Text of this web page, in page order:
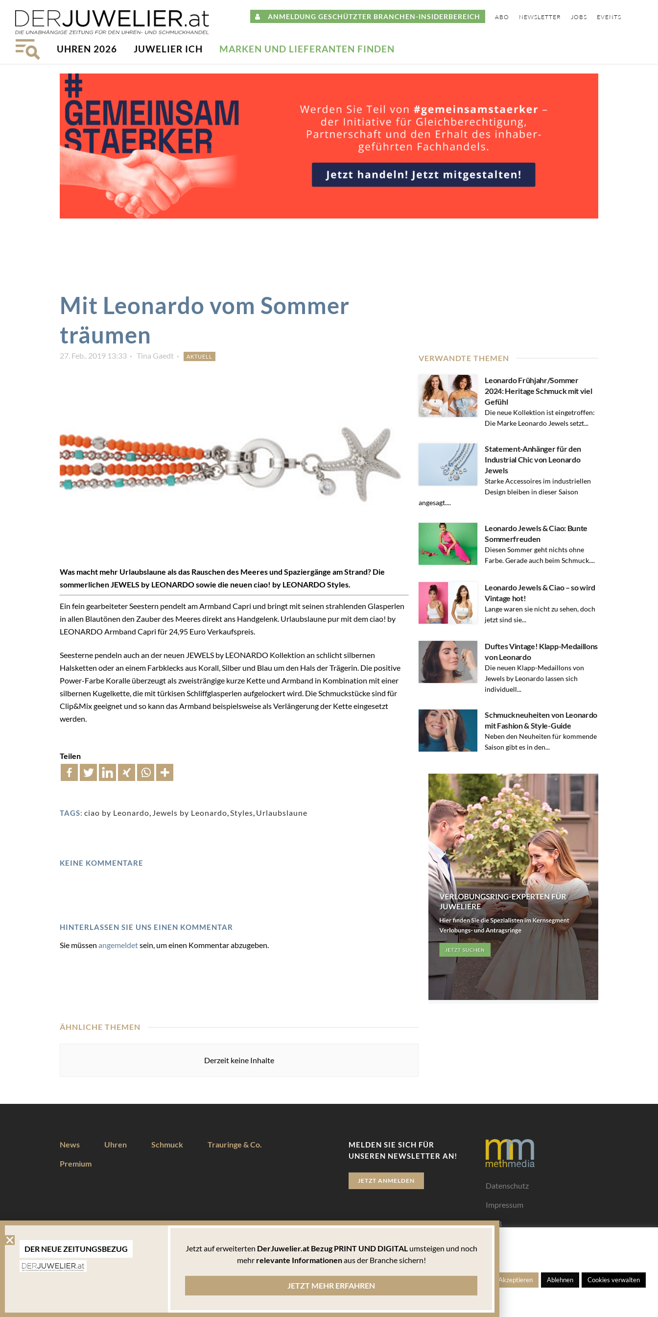
ANMELDUNG GESCHÜTZTER BRANCHEN-INSIDERBEREICH ABO NEWSLETTER JOBS EVENTS
UHREN 2026 JUWELIER ICH MARKEN UND LIEFERANTEN FINDEN
Mit Leonardo vom Sommer
träumen
27. Feb.. 2019 13:33 Tina Gaedt AKTUELL
Was macht mehr Urlaubslaune als das Rauschen des Meeres und Spaziergänge am Strand? Die
sommerlichen JEWELS by LEONARDO sowie die neuen ciao! by LEONARDO Styles.
Ein fein gearbeiteter Seestern pendelt am Armband Capri und bringt mit seinen strahlenden Glasperlen
in allen Blautönen den Zauber des Meeres direkt ans Handgelenk. Urlaubslaune pur mit dem ciao! by
LEONARDO Armband Capri für 24,95 Euro Verkaufspreis.
Seesterne pendeln auch an der neuen JEWELS by LEONARDO Kollektion an schlicht silbernen
Halsketten oder an einem Farbklecks aus Korall, Silber und Blau um den Hals der Trägerin. Die positive
Power-Farbe Koralle überzeugt als zweisträngige kurze Kette und Armband in Kombination mit einer
silbernen Kugelkette, die mit türkisen Schliffglasperlen aufgelockert wird. Die Schmuckstücke sind für
Clip&Mix geeignet und so kann das Armband beispielsweise als Verlängerung der Kette eingesetzt
werden.
Teilen
TAGS: ciao by Leonardo, Jewels by Leonardo,Styles, Urlaubslaune
KEINE KOMMENTARE
HINTERLASSEN SIE UNS EINEN KOMMENTAR
Sie müssen angemeldetsein, um einen Kommentar abzugeben.
VERWANDTE THEMEN
Leonardo Frühjahr/Sommer
2024: Heritage Schmuck mit viel
Gefühl
Die neue Kollektion ist eingetroffen:
Die Marke Leonardo Jewels setzt...
Statement-Anhänger für den
Industrial Chic von Leonardo
Jewels
Starke Accessoires im industriellen
Design bleiben in dieser Saison
angesagt....
Leonardo Jewels & Ciao: Bunte
Sommerfreuden
Diesen Sommer geht nichts ohne
Farbe. Gerade auch beim Schmuck....
Leonardo Jewels & Ciao – so wird
Vintage hot!
Lange waren sie nicht zu sehen, doch
jetzt sind sie...
Duftes Vintage! Klapp-Medaillons
von Leonardo
Die neuen Klapp-Medaillons von
Jewels by Leonardo lassen sich
individuell...
Schmuckneuheiten von Leonardo
mit Fashion & Style-Guide
Neben den Neuheiten für kommende
Saison gibt es in den...
ÄHNLICHE THEMEN
Derzeit keine Inhalte
News Uhren Schmuck Trauringe & Co.
Premium
MELDEN SIE SICH FÜR
UNSEREN NEWSLETTER AN!
JETZT ANMELDEN
Datenschutz
Impressum
AGB
© 2010-2026 DERJUWELIER.at
DIESE WEBSEITE VERWENDET COOKIES
Wir verwenden Cookies um Ihnen eine optimale Benutzererfahrung zu bieten. Hierbei handelt es sich um kleine Textdateien, die auf Ihrem
Endgerät abgelegt werden. Um die Website weiterhin zu nutzen, können Sie sämtlichen Cookies zustimmen oder unter den Einstellungen
verwalten welche davon Sie akzeptieren.
Bitte beachten Sie, dass Sie Ihren Browser so einstellen können, dass Sie über das Setzen von Cookies informiert werden und einzeln über deren Annahme entscheiden oder die Annahme von Cookies für
bestimmte Fälle oder generell ausschließen können. Jeder Browser unterscheidet sich in der Art, wie er die Cookie-Einstellungen verwaltet. Diese ist in dem Hilfemenü jedes Browsers beschrieben, welches
Alle Akzeptieren Ablehnen Cookies verwalten
DER NEUE ZEITUNGSBEZUG Jetzt auf erweiterten DerJuwelier.at Bezug PRINT UND DIGITALumsteigen und noch
mehr relevante Informationenaus der Branche sichern!
JETZT MEHR ERFAHREN